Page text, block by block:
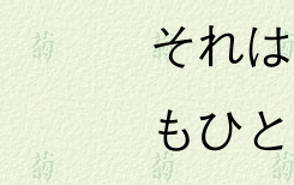
それは犬
もひとつ